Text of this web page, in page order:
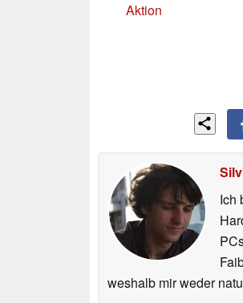
Aktion
Ich
weshalb mir weder